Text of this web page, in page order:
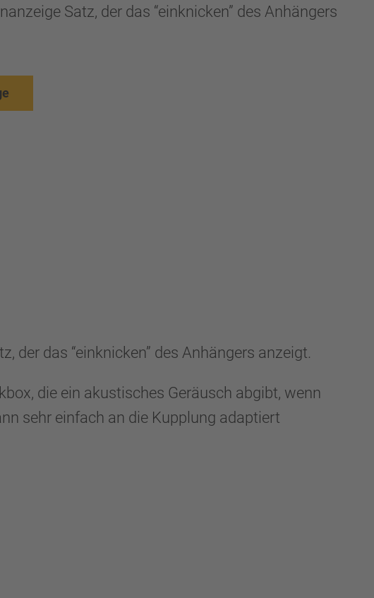
Satz, der das “einknicken” des Anhängers
der das “einknicken” des Anhängers anzeigt.
die ein akustisches Geräusch abgibt, wenn
sehr einfach an die Kupplung adaptiert